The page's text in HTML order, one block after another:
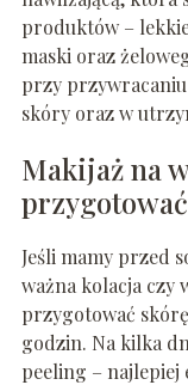
produktów –
maski oraz
przy
skóry oraz w
Makijaż na
Jeśli mamy przed
ważna kolacja czy
przygotować
godzin. Na kilka
peeling – najlepiej